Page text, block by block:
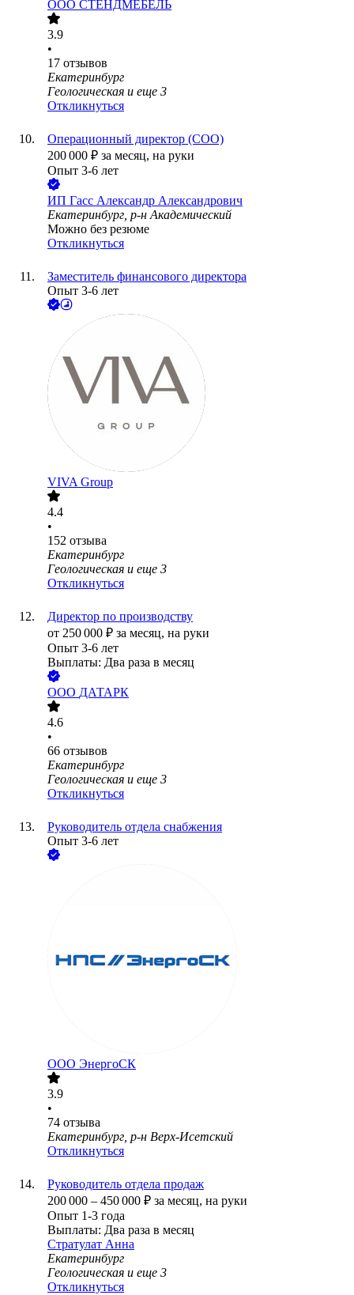
ООО СТЕНДМЕБЕЛЬ
3.9
•
17 отзывов
Екатеринбург
Геологическая и еще 3
Откликнуться
Операционный директор (COO)
200 000 ₽ за месяц, на руки
Опыт 3-6 лет
ИП Гасс Александр Александрович
Екатеринбург, р-н Академический
Можно без резюме
Откликнуться
Заместитель финансового директора
Опыт 3-6 лет
VIVA Group
4.4
•
152 отзыва
Екатеринбург
Геологическая и еще 3
Откликнуться
Директор по производству
от 250 000 ₽ за месяц, на руки
Опыт 3-6 лет
Выплаты: Два раза в месяц
ООО ДАТАРК
4.6
•
66 отзывов
Екатеринбург
Геологическая и еще 3
Откликнуться
Руководитель отдела снабжения
Опыт 3-6 лет
ООО ЭнергоСК
3.9
•
74 отзыва
Екатеринбург, р-н Верх-Исетский
Откликнуться
Руководитель отдела продаж
200 000 – 450 000 ₽ за месяц, на руки
Опыт 1-3 года
Выплаты: Два раза в месяц
Стратулат Анна
Екатеринбург
Геологическая и еще 3
Откликнуться